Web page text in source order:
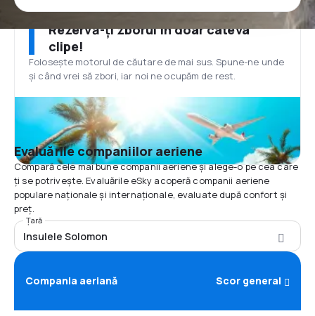
Rezervă-ți zborul în doar câteva
clipe!
Folosește motorul de căutare de mai sus. Spune-ne unde
și când vrei să zbori, iar noi ne ocupăm de rest.
Evaluările companiilor aeriene
Compară cele mai bune companii aeriene și alege-o pe cea care
ți se potrivește. Evaluările eSky acoperă companii aeriene
populare naționale și internaționale, evaluate după confort și
preț.
Țară
Insulele Solomon
Compania aeriană Scor general